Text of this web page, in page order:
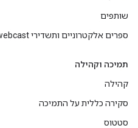
שותפים
ספרים אלקטרוניים ותשדירי webcast
תמיכה וקהילה
קהילה
סקירה כללית על התמיכה
סטטוס